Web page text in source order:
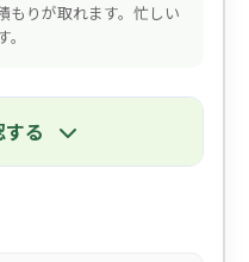
もりが取れます。忙しい
る